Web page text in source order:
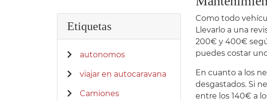
Como todo
Llevarlo a una
200€ y 400€
puedes costar
En cuanto a los
desgastados. Si
entre los 140€ a
Etiquetas
autonomos
viajar en autocaravana
Camiones